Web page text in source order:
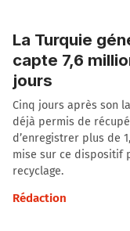
La Turquie
capte 7,6
jours
Cinq jours après son
déjà permis de
d’enregistrer plus de
mise sur ce dispositif
recyclage.
Rédaction